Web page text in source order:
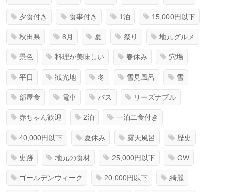
夕食付き 食事付き 1泊 15,000円以下
秋田県 8月 夏 祭り 地元グルメ
景色 料理が美味しい 春休み 穴場
平日 観光地 冬 雪見風呂 雪
部屋食 電車 バス リーズナブル
赤ちゃん歓迎 2泊 一泊二食付き
40,000円以下 夏休み 露天風呂 歴史
史跡 地元の食材 25,000円以下 GW
ゴールデンウィーク 20,000円以下 綺麗